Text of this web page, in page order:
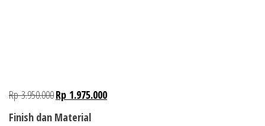
Rp3.950.000Rp 1.975.000
Finish dan Material